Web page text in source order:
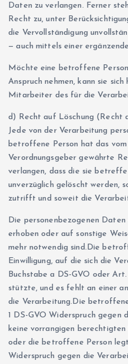
Daten zu verlangen. Ferner
Recht zu, unter
die Vervollständigung
— auch mittels einer
Möchte eine betroffene
Anspruch nehmen, kann sie
Mitarbeiter des für die
d) Recht auf Löschung (Recht
Jede von der Verarbeitung
betroffene Person hat das vom
Verordnungsgeber gewährte
verlangen, dass die sie
unverzüglich gelöscht werden,
zutrifft und soweit die
Die personenbezogenen
erhoben oder auf sonstige
mehr notwendig sind.Die
Einwilligung, auf die sich die
Buchstabe a DS-GVO oder
stützte, und es fehlt an einer
die Verarbeitung.Die
1 DS-GVO Widerspruch gegen
keine vorrangigen
oder die betroffene Person
Widerspruch gegen die